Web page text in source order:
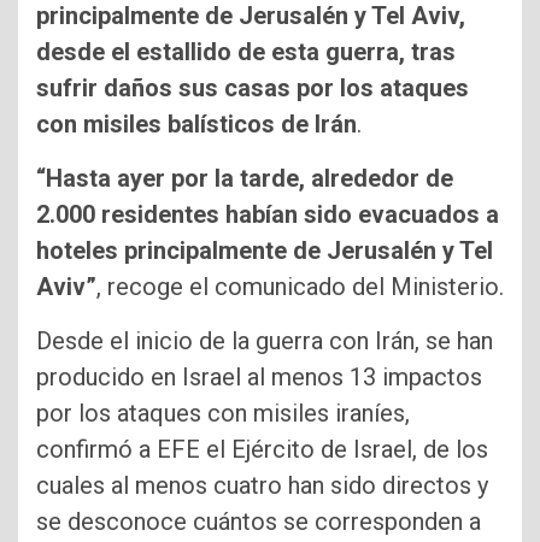
principalmente de Jerusalén y Tel Aviv,
desde el estallido de esta guerra, tras
sufrir daños sus casas por los ataques
con misiles balísticos de Irán.
“Hasta ayer por la tarde, alrededor de
2.000 residentes habían sido evacuados a
hoteles principalmente de Jerusalén y Tel
Aviv”, recoge el comunicado del Ministerio.
Desde el inicio de la guerra con Irán, se han
producido en Israel al menos 13 impactos
por los ataques con misiles iraníes,
confirmó a EFE el Ejército de Israel, de los
cuales al menos cuatro han sido directos y
se desconoce cuántos se corresponden a